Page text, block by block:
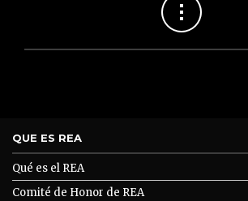
QUE ES REA
Qué es el REA
Comité de Honor de REA